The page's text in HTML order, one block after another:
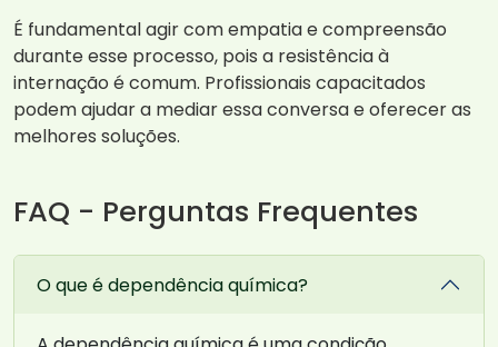
É fundamental agir com empatia e compreensão
durante esse processo, pois a resistência à
internação é comum. Profissionais capacitados
podem ajudar a mediar essa conversa e oferecer as
melhores soluções.
FAQ - Perguntas Frequentes
O que é dependência química?